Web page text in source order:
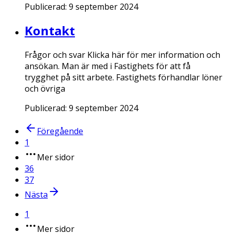
Publicerad: 9 september 2024
Kontakt
Frågor och svar Klicka här för mer information och
ansökan. Man är med i Fastighets för att få
trygghet på sitt arbete. Fastighets förhandlar löner
och övriga
Publicerad: 9 september 2024
Föregående
1
Mer sidor
36
37
Nästa
1
Mer sidor